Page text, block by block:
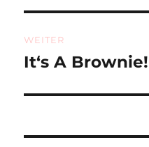
WEITER
Nächster
It‘s A Brownie!